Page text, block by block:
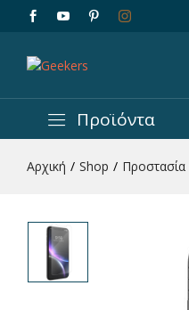
Προϊόντα
Αρχική / Shop /
ZAGG